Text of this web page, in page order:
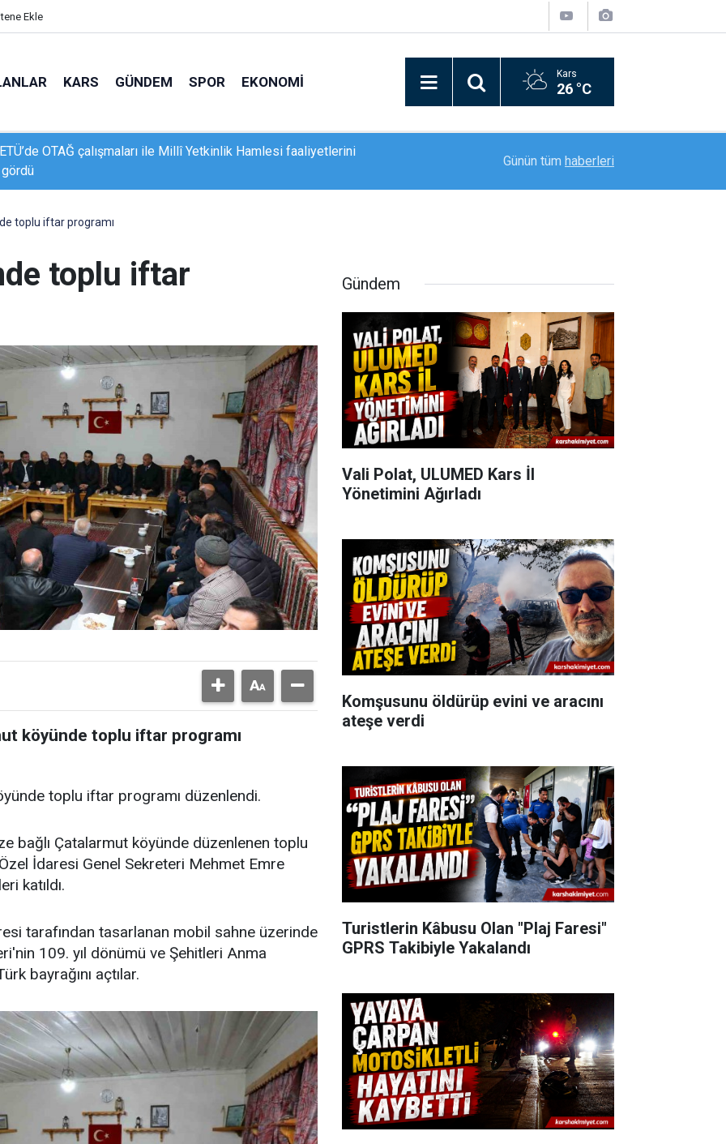
Ekle
KARS GÜNDEM SPOR EKONOMI Kars
26 °C
okullarında kort tenisi kursuna yoğun ilgi Muş’ta Kızılay ekiplerinden öğrencilere ikram
Günün tüm haberleri
toplu iftar programı
toplu iftar
köyünde toplu iftar programı
toplu iftar programı düzenlendi.
bağlı Çatalarmut köyünde düzenlenen toplu
İdaresi Genel Sekreteri Mehmet Emre
katıldı.
tarafından tasarlanan mobil sahne üzerinde
109. yıl dönümü ve Şehitleri Anma
bayrağını açtılar.
Gündem
Vali Polat, ULUMED Kars İl
Yönetimini Ağırladı
Komşusunu öldürüp evini ve aracını
ateşe verdi
Turistlerin Kâbusu Olan "Plaj Faresi"
GPRS Takibiyle Yakalandı